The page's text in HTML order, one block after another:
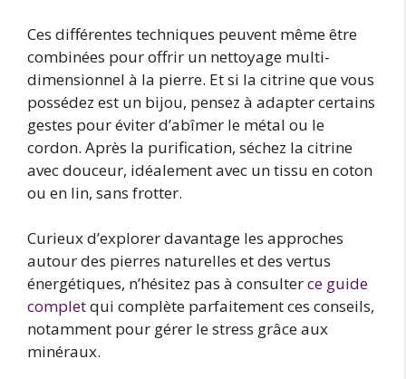
Ces différentes techniques peuvent même être
combinées pour offrir un nettoyage multi-
dimensionnel à la pierre. Et si la citrine que vous
possédez est un bijou, pensez à adapter certains
gestes pour éviter d’abîmer le métal ou le
cordon. Après la purification, séchez la citrine
avec douceur, idéalement avec un tissu en coton
ou en lin, sans frotter.
Curieux d’explorer davantage les approches
autour des pierres naturelles et des vertus
énergétiques, n’hésitez pas à consulterce guide
completqui complète parfaitement ces conseils,
notamment pour gérer le stress grâce aux
minéraux.